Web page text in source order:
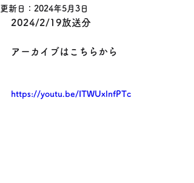
更新日： 2024年5月3日
2024/2/19放送分
アーカイブはこちらから
https://youtu.be/ITWUxlnfPTc